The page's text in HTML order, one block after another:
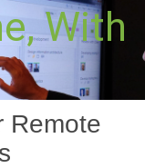
With
Remote